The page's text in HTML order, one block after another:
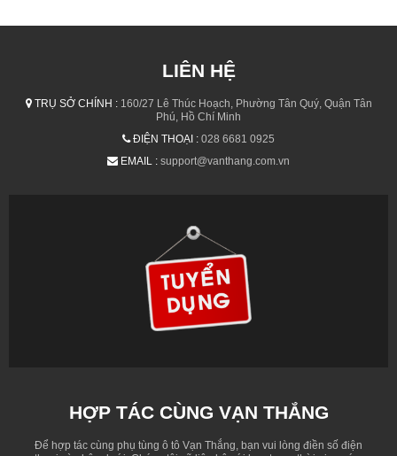
LIÊN HỆ
TRỤ SỞ CHÍNH :160/27 Lê Thúc Hoạch, Phường Tân Quý, Quận Tân
Phú, Hồ Chí Minh
ĐIỆN THOẠI : 028 6681 0925
EMAIL : support@vanthang.com.vn
HỢP TÁC CÙNG VẠN THẮNG
Để hợp tác cùng phụ tùng ô tô Vạn Thắng, bạn vui lòng điền số điện